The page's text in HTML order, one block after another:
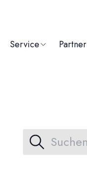
Service Partner